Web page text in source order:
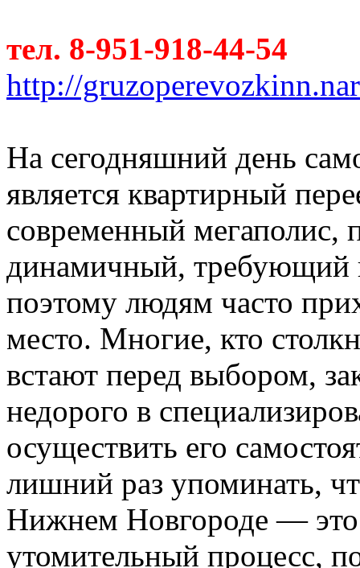
тел. 8-951-918-44-54
http://
На сегодняшний день
является квартирный
современный
динамичный, требующий
поэтому людям часто
место. Многие, кто
встают перед выбором,
недорого в
осуществить его
лишний раз упоминать,
Нижнем Новгороде —
утомительный процесс,